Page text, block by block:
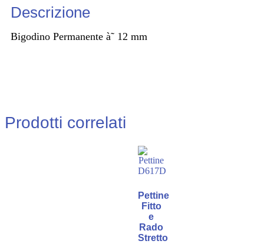
Descrizione
Bigodino Permanente à˜ 12 mm
Prodotti correlati
Pettine
Fitto
e
Rado
Stretto